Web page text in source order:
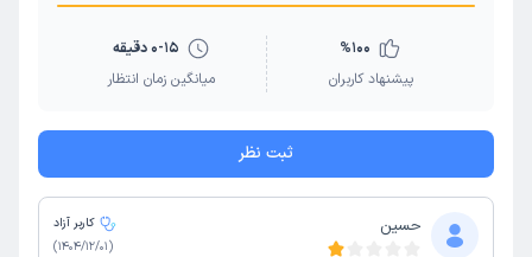
%100
پیشنهاد کاربران
0-15 دقیقه
میانگین زمان انتظار
ثبت نظر
حسین
کاربر آزاد
(
1404/12/01
)